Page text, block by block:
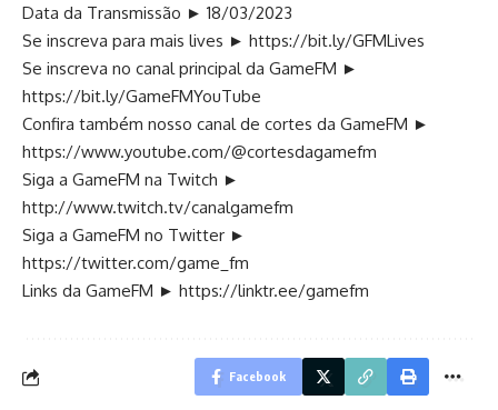
Data da Transmissão ► 18/03/2023
Se inscreva para mais lives ► https://bit.ly/GFMLives
Se inscreva no canal principal da GameFM ►
https://bit.ly/GameFMYouTube
Confira também nosso canal de cortes da GameFM ►
https://www.youtube.com/@cortesdagamefm
Siga a GameFM na Twitch ►
http://www.twitch.tv/canalgamefm
Siga a GameFM no Twitter ►
https://twitter.com/game_fm
Links da GameFM ► https://linktr.ee/gamefm
Facebook